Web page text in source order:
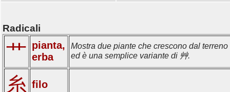
Radicali
艹 pianta,
erba
Mostra due piante che crescono dal terreno
ed è una semplice variante di 艸.
糸 filo